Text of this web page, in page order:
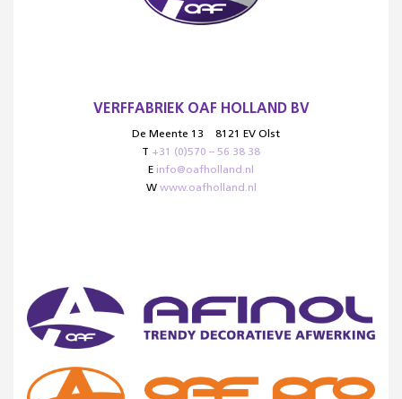
VERFFABRIEK OAF HOLLAND BV
De Meente 13
8121 EV Olst
T +31 (0)570 – 56 38 38
E info@oafholland.nl
W www.oafholland.nl